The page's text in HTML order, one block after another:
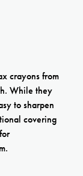
crayons from
While they
to sharpen
covering